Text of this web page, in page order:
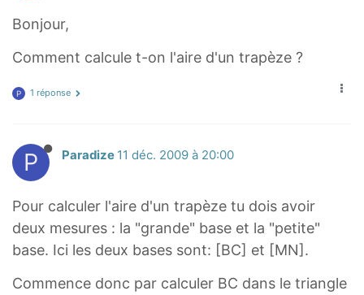
Bonjour,
Comment calcule t-on l'aire d'un trapèze ?
P 1 réponse
P Paradize 11 déc. 2009 à 20:00
Pour calculer l'aire d'un trapèze tu dois avoir
deux mesures : la "grande" base et la "petite"
base. Ici les deux bases sont: [BC] et [MN].
Commence donc par calculer BC dans le triangle